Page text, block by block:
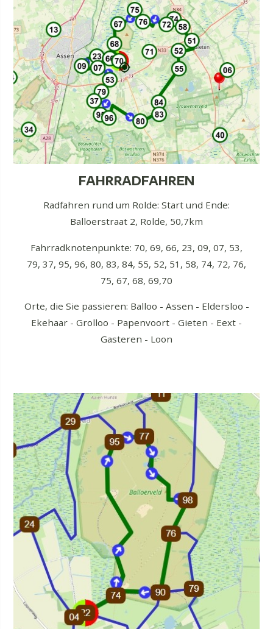
FAHRRADFAHREN
Radfahren rund um Rolde: Start und Ende:
Balloerstraat 2, Rolde, 50,7km
Fahrradknotenpunkte: 70, 69, 66, 23, 09, 07, 53,
79, 37, 95, 96, 80, 83, 84, 55, 52, 51, 58, 74, 72, 76,
75, 67, 68, 69,70
Orte, die Sie passieren: Balloo - Assen - Eldersloo -
Ekehaar - Grolloo - Papenvoort - Gieten - Eext -
Gasteren - Loon